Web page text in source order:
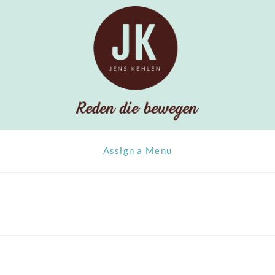
Assign a Menu